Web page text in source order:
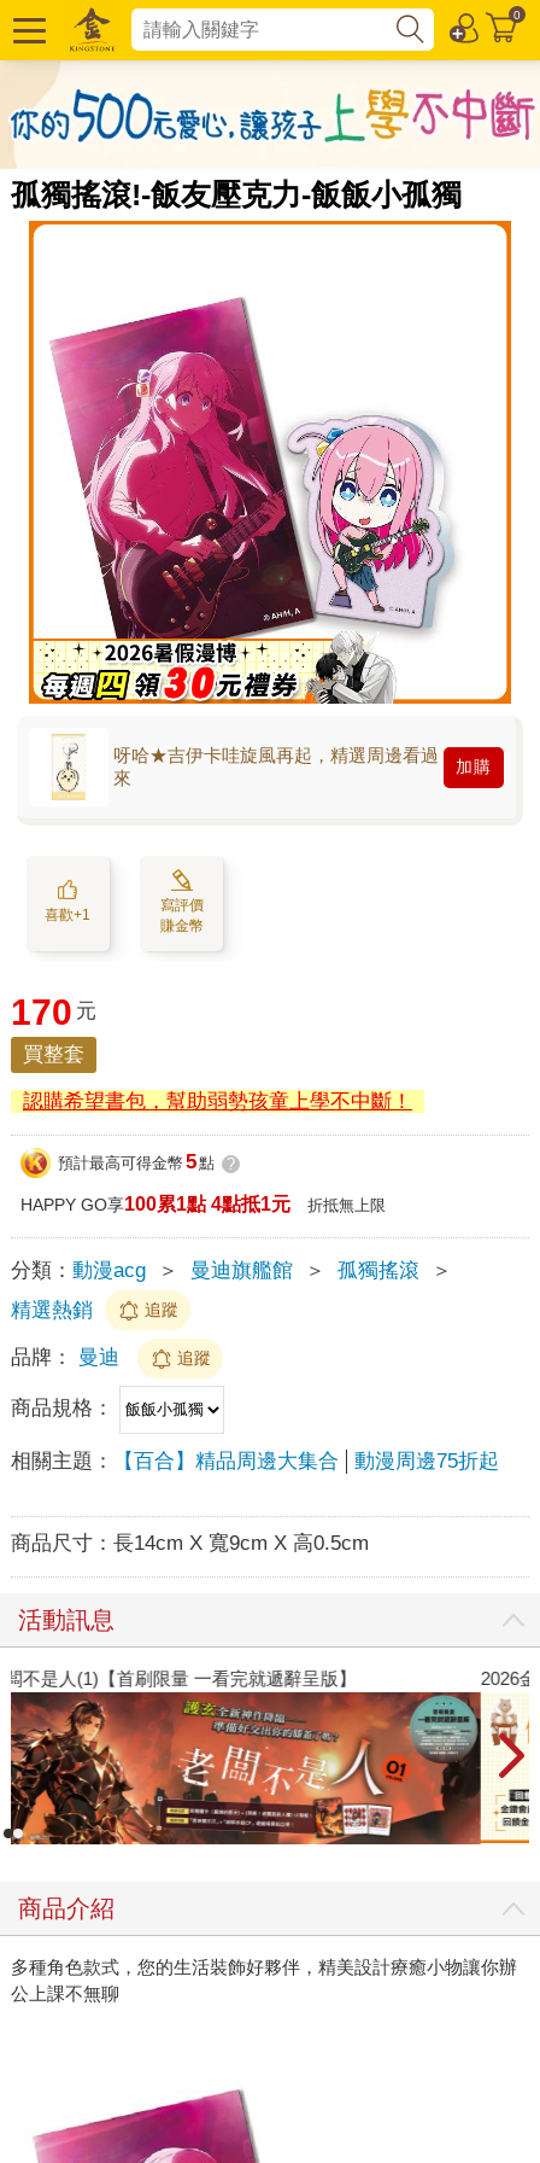
0
孤獨搖滾!-飯友壓克力-飯飯小孤獨
呀哈★吉伊卡哇旋風再起，精選周邊看過
來
加購
喜歡+1
寫評價
賺金幣
170 元
買整套
認購希望書包，幫助弱勢孩童上學不中斷！
預計最高可得金幣 5點 ?
HAPPY GO享100累1點 4點抵1元 折抵無上限
分類： 動漫acg ＞ 曼迪旗艦館 ＞ 孤獨搖滾
＞
精選熱銷
追蹤
品牌： 曼迪 追蹤
商品規格：
相關主題： 【百合】精品周邊大集合 動漫周邊75折起
商品尺寸： 長14cm X 寬9cm X 高0.5cm
活動訊息
老闆不是人(1)【首刷限量 一看完就遞辭呈版】
商品介紹
多種角色款式，您的生活裝飾好夥伴，精美設計療癒小物讓你辦
公上課不無聊